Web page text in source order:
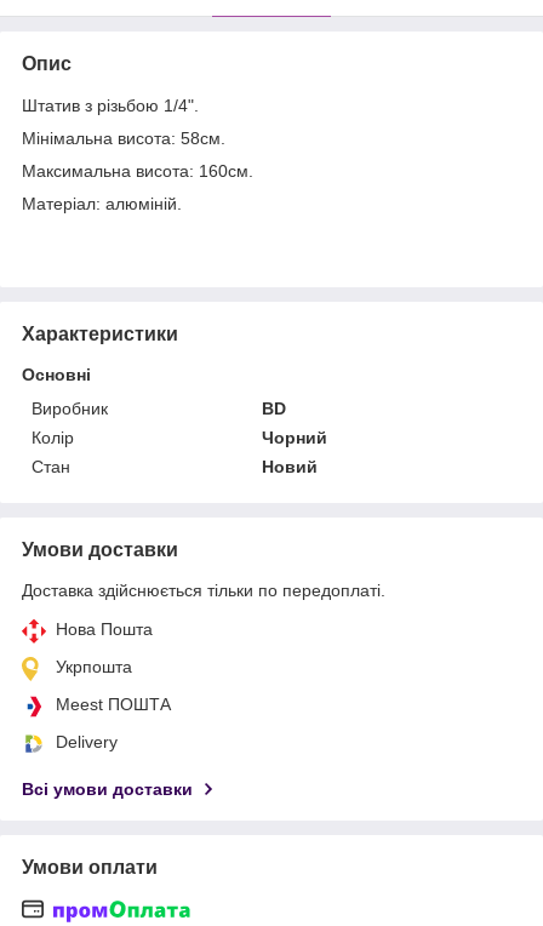
Опис
Штатив з різьбою 1/4".
Мінімальна висота: 58см.
Максимальна висота: 160см.
Матеріал: алюміній.
Характеристики
Основні
Виробник
BD
Колір
Чорний
Стан
Новий
Умови доставки
Доставка здійснюється тільки по передоплаті.
Нова Пошта
Укрпошта
Meest ПОШТА
Delivery
Всі умови доставки
Умови оплати